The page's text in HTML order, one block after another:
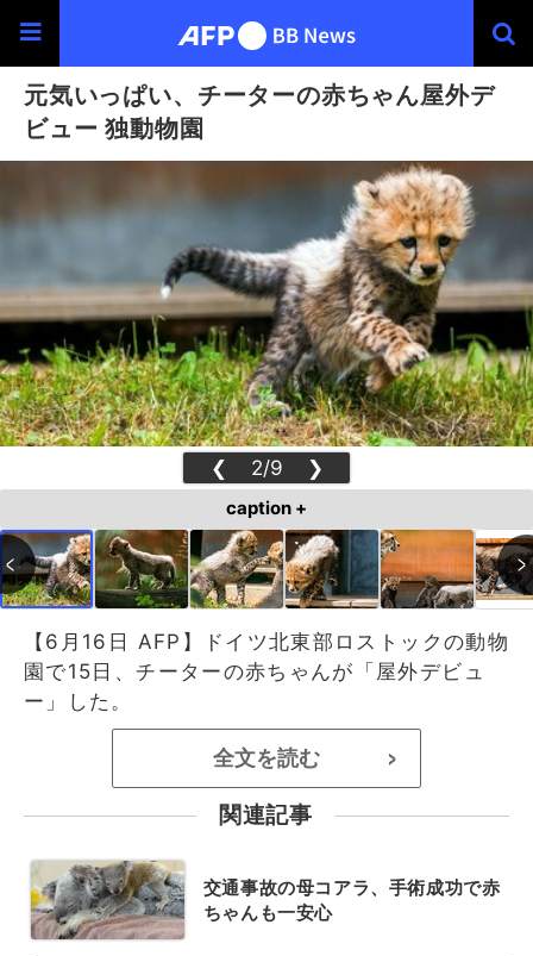
元気いっぱい、チーターの赤ちゃん屋外デ
ビュー 独動物園
❮ 2/9 ❯
caption +
【6月16日 AFP】ドイツ北東部ロストックの動物
園で15日、チーターの赤ちゃんが「屋外デビュ
ー」した。
全文を読む >
関連記事
交通事故の母コアラ、手術成功で赤
ちゃんも一安心